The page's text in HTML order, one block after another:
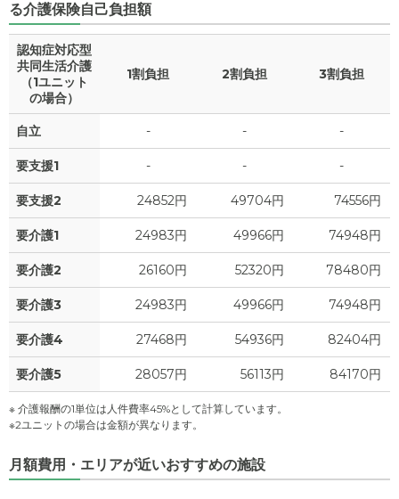
る介護保険自己負担額
認知症対応型
共同生活介護
（1ユニット
の場合）
1割負担 2割負担 3割負担
自立 - - -
要支援1 - - -
要支援2 24852円 49704円 74556円
要介護1 24983円 49966円 74948円
要介護2 26160円 52320円 78480円
要介護3 24983円 49966円 74948円
要介護4 27468円 54936円 82404円
要介護5 28057円 56113円 84170円
※ 介護報酬の1単位は人件費率45%として計算しています。
※2ユニットの場合は金額が異なります。
月額費用・エリアが近いおすすめの施設